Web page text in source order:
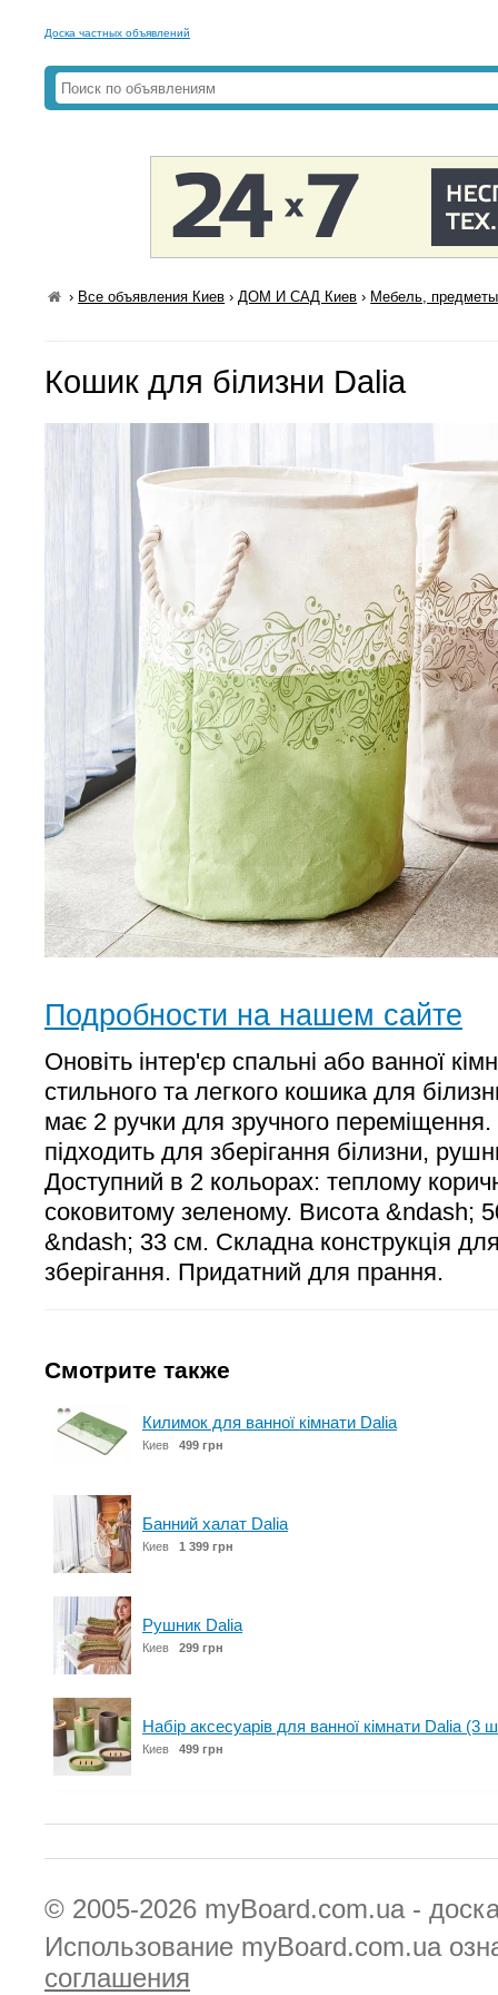
Доска частных объявлений
› Все объявления Киев ›ДОМ И САД Киев › Мебель,
Кошик для білизни Dalia
Подробности на нашем сайте
Оновіть інтер'єр спальні або ванної
стильного та легкого кошика для
має 2 ручки для зручного
підходить для зберігання білизни,
Доступний в 2 кольорах: теплому
соковитому зеленому. Висота &ndash;
&ndash; 33 см. Складна конструкція для
зберігання. Придатний для прання.
Смотрите также
Килимок для ванної кімнати Dalia
Киев 499 грн
Банний халат Dalia
Киев 1 399 грн
Рушник Dalia
Киев 299 грн
Набір аксесуарів для ванної кімнати Dalia (3
Киев 499 грн
© 2005-2026 myBoard.com.ua -
Использование myBoard.com.ua
соглашения